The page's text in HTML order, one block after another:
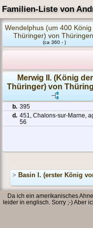
Familien-Liste von
Wendelphus (um 400
Thüringer) von Thüringen
(ca 360 - )
Merwig II. (König der
Thüringer) von
b. 395
d. 451, Chalons-sur-Marne,
56
> Basin I. (erster König
Da ich ein amerikanisches
leider in englisch. Sorry ;-) Aber